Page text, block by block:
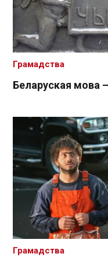
Беларуская мова
Грамадства
Грамадства